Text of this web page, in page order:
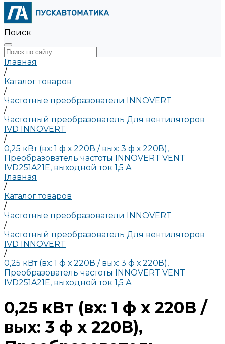
Поиск
Главная
/
Каталог товаров
/
Частотные преобразователи INNOVERT
/
Частотный преобразователь Для вентиляторов
IVD INNOVERT
/
0,25 кВт (вх: 1 ф х 220В / вых: 3 ф х 220В),
Преобразователь частоты INNOVERT VENT
IVD251A21E, выходной ток 1,5 А
Главная
/
Каталог товаров
/
Частотные преобразователи INNOVERT
/
Частотный преобразователь Для вентиляторов
IVD INNOVERT
/
0,25 кВт (вх: 1 ф х 220В / вых: 3 ф х 220В),
Преобразователь частоты INNOVERT VENT
IVD251A21E, выходной ток 1,5 А
0,25 кВт (вх: 1 ф х 220В /
вых: 3 ф х 220В),